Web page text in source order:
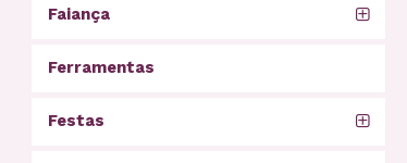
Faiança
Ferramentas
Festas